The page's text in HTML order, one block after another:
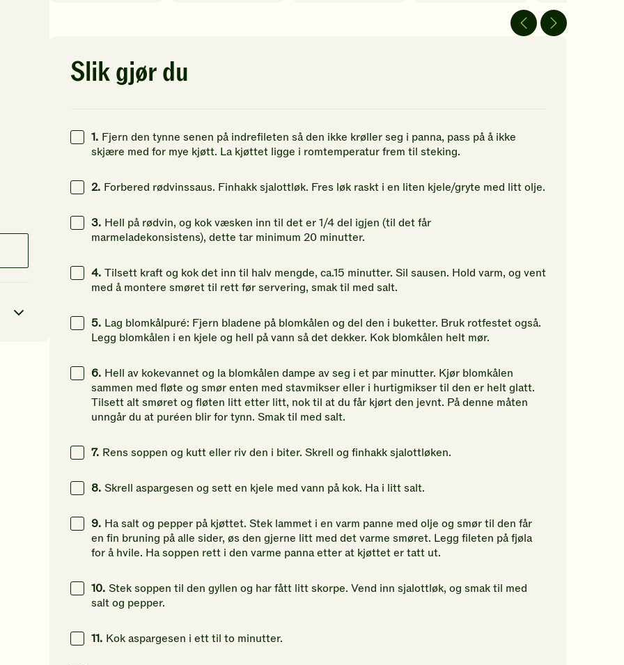
5
stjerner.
Slik gjør du
1. Fjern den tynne senen på indrefileten så den ikke krøller seg i panna, pass på å ikke
skjære med for mye kjøtt. La kjøttet ligge i romtemperatur frem til steking.
2. Forbered rødvinssaus. Finhakk sjalottløk. Fres løk raskt i en liten kjele/gryte med litt olje.
3. Hell på rødvin, og kok væsken inn til det er 1/4 del igjen (til det får
marmeladekonsistens), dette tar minimum 20 minutter.
4. Tilsett kraft og kok det inn til halv mengde, ca.15 minutter. Sil sausen. Hold varm, og vent
med å montere smøret til rett før servering, smak til med salt.
5. Lag blomkålpuré: Fjern bladene på blomkålen og del den i buketter. Bruk rotfestet også.
Legg blomkålen i en kjele og hell på vann så det dekker. Kok blomkålen helt mør.
6. Hell av kokevannet og la blomkålen dampe av seg i et par minutter. Kjør blomkålen
sammen med fløte og smør enten med stavmikser eller i hurtigmikser til den er helt glatt.
Tilsett alt smøret og fløten litt etter litt, nok til at du får kjørt den jevnt. På denne måten
unngår du at puréen blir for tynn. Smak til med salt.
7. Rens soppen og kutt eller riv den i biter. Skrell og finhakk sjalottløken.
8. Skrell aspargesen og sett en kjele med vann på kok. Ha i litt salt.
9. Ha salt og pepper på kjøttet. Stek lammet i en varm panne med olje og smør til den får
en fin bruning på alle sider, øs den gjerne litt med det varme smøret. Legg fileten på fjøla
for å hvile. Ha soppen rett i den varme panna etter at kjøttet er tatt ut.
10. Stek soppen til den gyllen og har fått litt skorpe. Vend inn sjalottløk, og smak til med
salt og pepper.
11. Kok aspargesen i ett til to minutter.